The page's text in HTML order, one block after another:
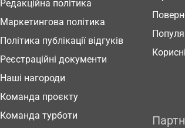
Редакційна політика
Маркетингова політика
Політика публікації відгуків
Реєстраційні документи
Наші нагороди
Команда проєкту
Команда турботи